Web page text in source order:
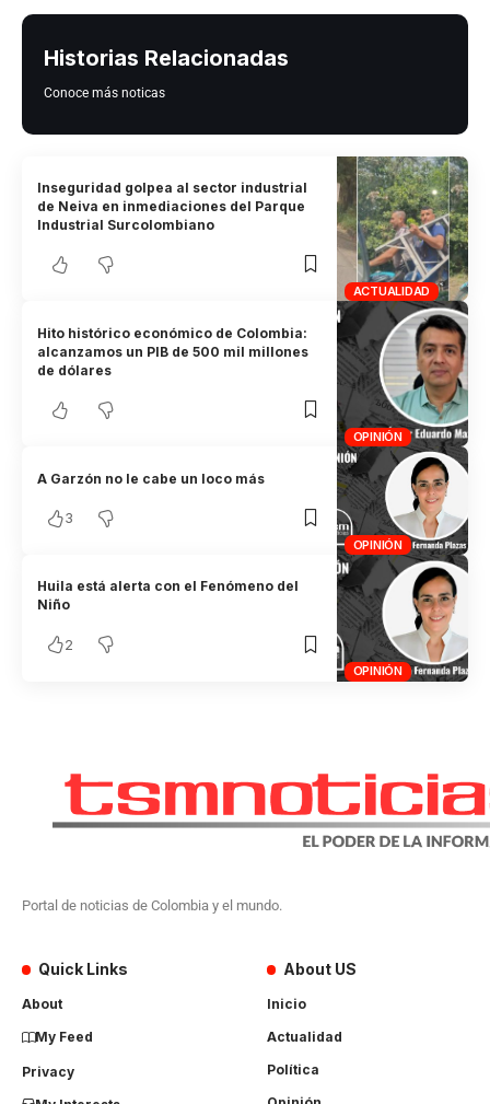
Historias Relacionadas
Conoce más noticas
ACTUALIDAD
Inseguridad golpea al sector industrial
de Neiva en inmediaciones del Parque
Industrial Surcolombiano
OPINIÓN
Hito histórico económico de Colombia:
alcanzamos un PIB de 500 mil millones
de dólares
OPINIÓN
A Garzón no le cabe un loco más
3
OPINIÓN
Huila está alerta con el Fenómeno del
Niño
2
Portal de noticias de Colombia y el mundo.
Quick Links
About
My Feed
Privacy
About US
Inicio
Actualidad
Política